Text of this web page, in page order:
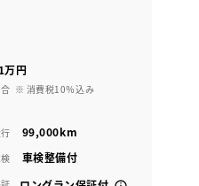
万円
※ 消費税10％込み
99,000km
車検整備付